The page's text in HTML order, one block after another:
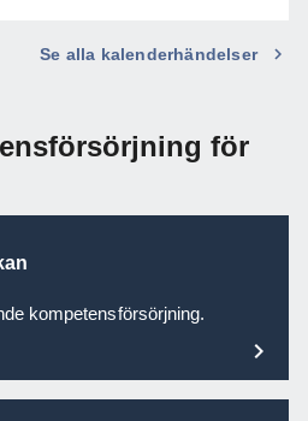
Se alla kalenderhändelser
för
kompetensförsörjning.